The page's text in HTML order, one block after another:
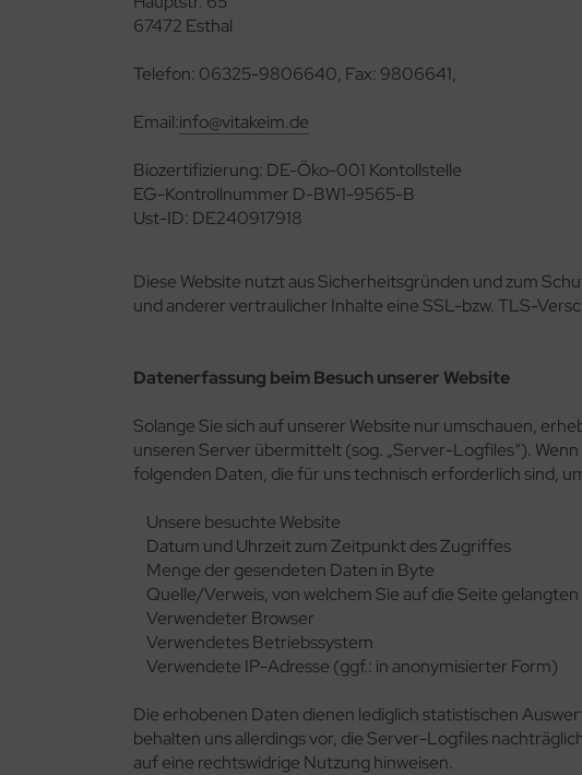
67472 Esthal
Telefon: 06325-9806640, Fax: 9806641,
Email:info@vitakeim.de
Biozertifizierung: DE-Öko-001 Kontollstelle
EG-Kontrollnummer D-BW1-9565-B
Ust-ID: DE240917918
Diese Website nutzt aus Sicherheitsgründen und zum
und anderer vertraulicher Inhalte eine SSL-bzw. TLS-
Datenerfassung beim Besuch unserer Website
Solange Sie sich auf unserer Website nur umschauen,
unseren Server übermittelt (sog. „Server-Logfiles“).
folgenden Daten, die für uns technisch erforderlich sind,
Unsere besuchte Website
Datum und Uhrzeit zum Zeitpunkt des Zugriffes
Menge der gesendeten Daten in Byte
Quelle/Verweis, von welchem Sie auf die Seite gelangten
Verwendeter Browser
Verwendetes Betriebssystem
Verwendete IP-Adresse (ggf.: in anonymisierter Form)
Die erhobenen Daten dienen lediglich statistischen
behalten uns allerdings vor, die Server-Logfiles
auf eine rechtswidrige Nutzung hinweisen.
Kakao, Süßmittel, Kastanienmehl, Nussmus
fermentiert, unpasteurisiert (Sauerkraut,
, Mandel- und Sojakäse)